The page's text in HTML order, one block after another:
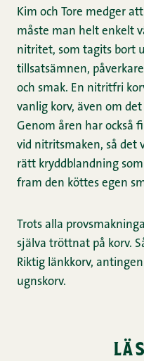
Kim och Tore medger
måste man helt enkelt
nitritet, som tagits bort
tillsatsämnen,
och smak. En nitritfri
vanlig korv, även om
Genom åren har också
vid nitritsmaken, så det
rätt kryddblandning
fram den köttes egen
Trots alla
själva tröttnat på korv.
Riktig länkkorv,
ugnskorv.